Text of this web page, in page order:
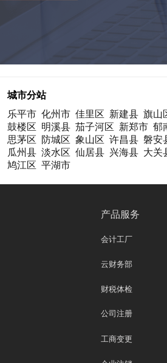
城市分站
乐平市 化州市 佳里区 新建县 旗山
鼓楼区 明溪县 茄子河区 新郑市 郁
思茅区
防城区 象山区 许昌县 磐安
瓜州县 淡水区 仙居县 兴海县 大关
鸠江区 平湖市
产品服务
会计工厂
云财务部
财税体检
公司注册
工商变更